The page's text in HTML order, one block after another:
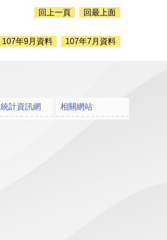
回上一頁 回最上面
107年9月資料 107年7月資料
計資訊網 相關網站